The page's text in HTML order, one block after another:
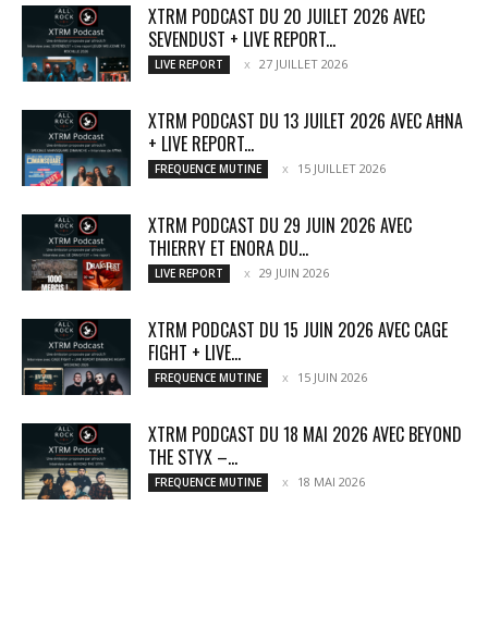
XTRM PODCAST DU 20 JUILET 2026 AVEC
SEVENDUST + LIVE REPORT...
LIVE REPORT 27 JUILLET 2026
XTRM PODCAST DU 13 JUILET 2026 AVEC AĦNA
+ LIVE REPORT...
FREQUENCE MUTINE 15 JUILLET 2026
XTRM PODCAST DU 29 JUIN 2026 AVEC
THIERRY ET ENORA DU...
LIVE REPORT 29 JUIN 2026
XTRM PODCAST DU 15 JUIN 2026 AVEC CAGE
FIGHT + LIVE...
FREQUENCE MUTINE 15 JUIN 2026
XTRM PODCAST DU 18 MAI 2026 AVEC BEYOND
THE STYX –...
FREQUENCE MUTINE 18 MAI 2026